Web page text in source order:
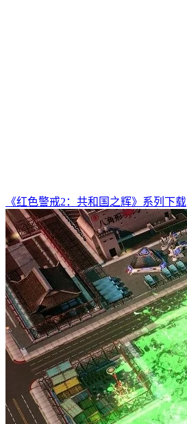
《红色警戒2：共和国之辉》系列下载